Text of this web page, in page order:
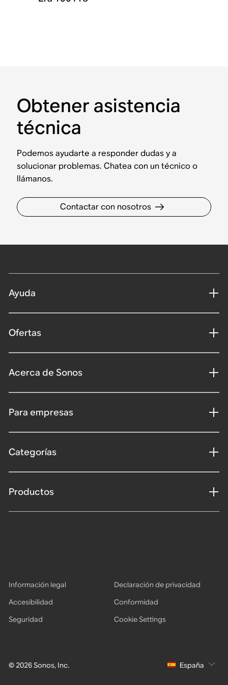
Obtener asistencia
técnica
Podemos ayudarte a responder dudas y a
solucionar problemas. Chatea con un técnico o
llámanos.
Contactar con nosotros
Ayuda
Ofertas
Acerca de Sonos
Para empresas
Categorías
Productos
© 2026 Sonos, Inc.
Información legal
Declaración de privacidad
Accesibilidad
Conformidad
Seguridad
Cookie Settings
España